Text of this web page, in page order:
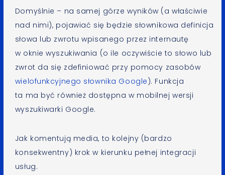
Domyślnie – na samej górze wyników (a właściwie
nad nimi), pojawiać się będzie słownikowa definicja
słowa lub zwrotu wpisanego przez internautę
w oknie wyszukiwania (o ile oczywiście to słowo lub
zwrot da się zdefiniować przy pomocy zasobów
wielofunkcyjnego słownika Google ). Funkcja
ta ma być również dostępna w mobilnej wersji
wyszukiwarki Google.
Jak komentują media, to kolejny (bardzo
konsekwentny) krok w kierunku pełnej integracji
usług.